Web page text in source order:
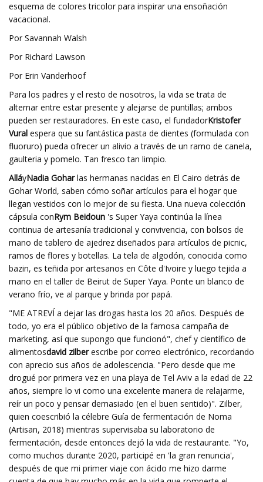
esquema de colores tricolor para inspirar una ensoñación
vacacional.
Por Savannah Walsh
Por Richard Lawson
Por Erin Vanderhoof
Para los padres y el resto de nosotros, la vida se trata de
alternar entre estar presente y alejarse de puntillas; ambos
pueden ser restauradores. En este caso, el fundadorKristofer
Vural espera que su fantástica pasta de dientes (formulada con
fluoruro) pueda ofrecer un alivio a través de un ramo de canela,
gaulteria y pomelo. Tan fresco tan limpio.
AlláyNadia Goharlas hermanas nacidas en El Cairo detrás de
Gohar World, saben cómo soñar artículos para el hogar que
llegan vestidos con lo mejor de su fiesta. Una nueva colección
cápsula conRym Beidoun 's Super Yaya continúa la línea
continua de artesanía tradicional y convivencia, con bolsos de
mano de tablero de ajedrez diseñados para artículos de picnic,
ramos de flores y botellas. La tela de algodón, conocida como
bazin, es teñida por artesanos en Côte d'Ivoire y luego tejida a
mano en el taller de Beirut de Super Yaya. Ponte un blanco de
verano frío, ve al parque y brinda por papá.
"ME ATREVÍ a dejar las drogas hasta los 20 años. Después de
todo, yo era el público objetivo de la famosa campaña de
marketing, así que supongo que funcionó", chef y científico de
alimentosdavid zilberescribe por correo electrónico, recordando
con aprecio sus años de adolescencia. "Pero desde que me
drogué por primera vez en una playa de Tel Aviv a la edad de 22
años, siempre lo vi como una excelente manera de relajarme,
reír un poco y pensar demasiado (en el buen sentido)". Zilber,
quien coescribió la célebre Guía de fermentación de Noma
(Artisan, 2018) mientras supervisaba su laboratorio de
fermentación, desde entonces dejó la vida de restaurante. "Yo,
como muchos durante 2020, participé en 'la gran renuncia',
después de que mi primer viaje con ácido me hizo darme